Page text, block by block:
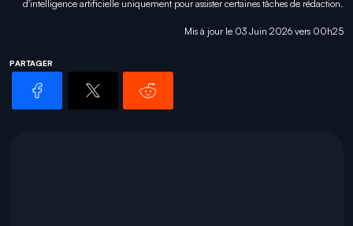
d'intelligence artificielle uniquement pourassister certaines tâches de rédaction.
Mis à jour le 03 Juin 2026 vers 00h25
PARTAGER